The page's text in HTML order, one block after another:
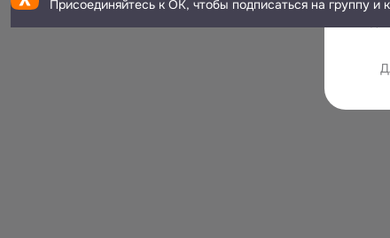
Присоединяйтесь к ОК, чтобы подписаться на группу и